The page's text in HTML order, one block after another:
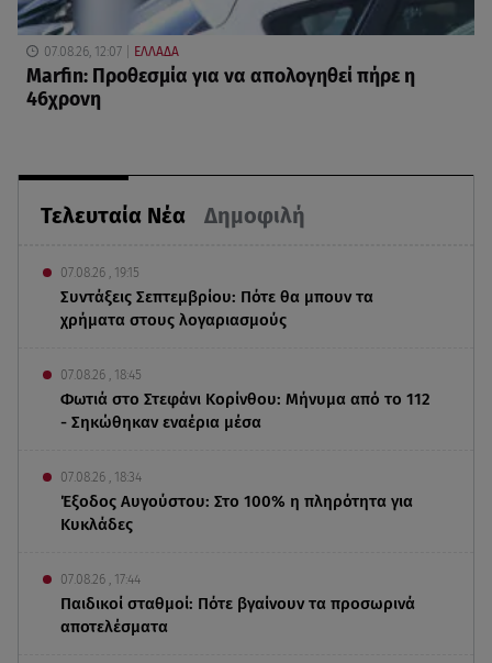
Τελευταία Νέα Δημοφιλή
07.08.26 , 19:15
Συντάξεις Σεπτεμβρίου: Πότε θα μπουν τα
χρήματα στους λογαριασμούς
07.08.26 , 18:45
Φωτιά στο Στεφάνι Κορίνθου: Μήνυμα από το 112
- Σηκώθηκαν εναέρια μέσα
07.08.26 , 18:34
Έξοδος Αυγούστου: Στο 100% η πληρότητα για
Κυκλάδες
07.08.26 , 17:44
Παιδικοί σταθμοί: Πότε βγαίνουν τα προσωρινά
αποτελέσματα
07.08.26, 12:07 ΕΛΛΑΔΑ
Marfin: Προθεσμία για να απολογηθεί πήρε η
46χρονη